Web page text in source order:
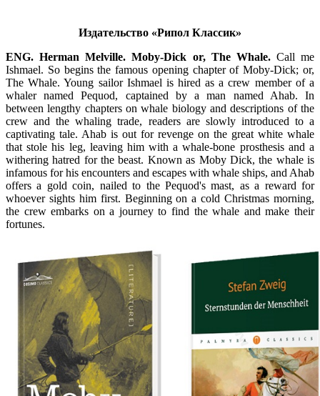
Издательство «Рипол Классик»
ENG. Herman Melville. Moby-Dick or, The Whale.Call me
Ishmael. So begins the famous opening chapter of Moby-Dick; or,
The Whale. Young sailor Ishmael is hired as a crew member of a
whaler named Pequod, captained by a man named Ahab. In
between lengthy chapters on whale biology and descriptions of the
crew and the whaling trade, readers are slowly introduced to a
captivating tale. Ahab is out for revenge on the great white whale
that stole his leg, leaving him with a whale-bone prosthesis and a
withering hatred for the beast. Known as Moby Dick, the whale is
infamous for his encounters and escapes with whale ships, and Ahab
offers a gold coin, nailed to the Pequod's mast, as a reward for
whoever sights him first. Beginning on a cold Christmas morning,
the crew embarks on a journey to find the whale and make their
fortunes.